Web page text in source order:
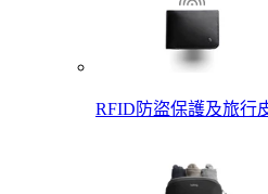
RFID防盜保護及旅行